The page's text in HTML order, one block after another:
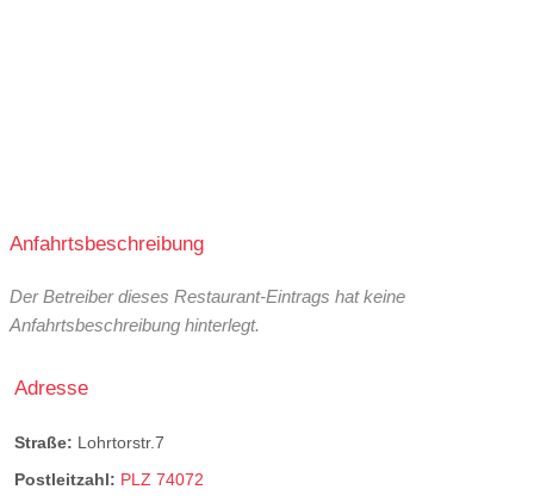
Anfahrtsbeschreibung
Der Betreiber dieses Restaurant-Eintrags hat keine
Anfahrtsbeschreibung hinterlegt.
Adresse
Straße: Lohrtorstr.7
Postleitzahl: PLZ 74072